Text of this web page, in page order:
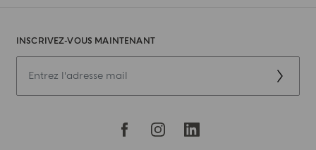
INSCRIVEZ-VOUS MAINTENANT